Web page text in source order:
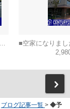
ブログ記事一覧 > ◆予